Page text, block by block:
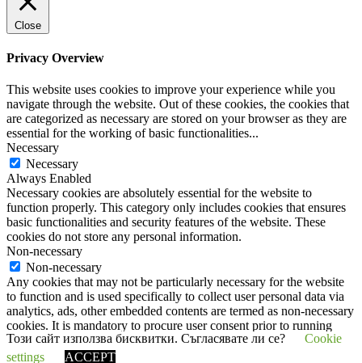
Този сайт използва бисквитки. Съгласявате ли се?
Cookie
settings
ACCEPT
Close
Privacy Overview
This website uses cookies to improve your experience while you
navigate through the website. Out of these cookies, the cookies that
are categorized as necessary are stored on your browser as they are
essential for the working of basic functionalities...
Necessary
Necessary
Always Enabled
Necessary cookies are absolutely essential for the website to
function properly. This category only includes cookies that ensures
basic functionalities and security features of the website. These
cookies do not store any personal information.
Non-necessary
Non-necessary
Any cookies that may not be particularly necessary for the website
to function and is used specifically to collect user personal data via
analytics, ads, other embedded contents are termed as non-necessary
cookies. It is mandatory to procure user consent prior to running
these cookies on your website.
SAVE & ACCEPT